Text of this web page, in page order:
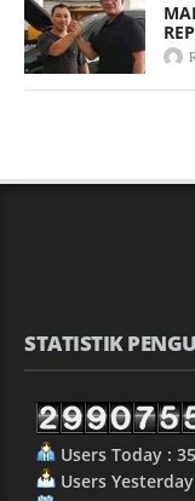
STATISTIK
Users Today :
Users